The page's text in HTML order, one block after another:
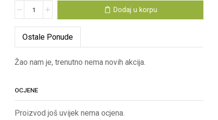
Dodaj u korpu
Ostale Ponude
Žao nam je, trenutno nema novih akcija.
OCJENE
Proizvod još uvijek nema ocjena.